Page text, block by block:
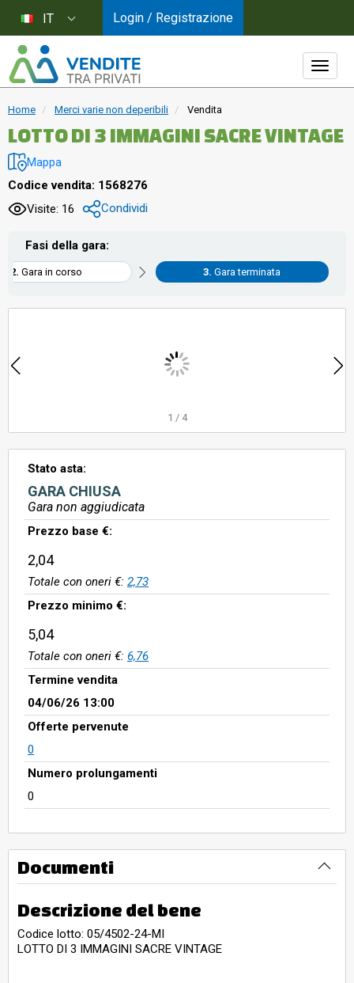
Home Merci varie non deperibili Vendita
LOTTO DI 3 IMMAGINI SACRE VINTAGE
Mappa
Codice vendita: 1568276
Visite: 16
Condividi
Fasi della gara:
Gara in corso Gara terminata
1 / 4
Stato asta:
GARA CHIUSA
Gara non aggiudicata
Prezzo base €:
2,04
Totale con oneri €: 2,73
Prezzo minimo €:
5,04
Totale con oneri €: 6,76
Termine vendita
04/06/26 13:00
Offerte pervenute
0
Numero prolungamenti
0
Documenti
Descrizione del bene
Codice lotto: 05/4502-24-MI
LOTTO DI 3 IMMAGINI SACRE VINTAGE
IT Login / Registrazione